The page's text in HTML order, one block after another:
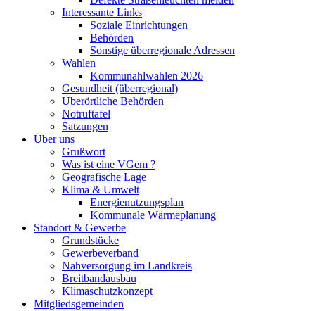
Interessante Links
Soziale Einrichtungen
Behörden
Sonstige überregionale Adressen
Wahlen
Kommunahlwahlen 2026
Gesundheit (überregional)
Überörtliche Behörden
Notruftafel
Satzungen
Über uns
Grußwort
Was ist eine VGem ?
Geografische Lage
Klima & Umwelt
Energienutzungsplan
Kommunale Wärmeplanung
Standort & Gewerbe
Grundstücke
Gewerbeverband
Nahversorgung im Landkreis
Breitbandausbau
Klimaschutzkonzept
Mitgliedsgemeinden